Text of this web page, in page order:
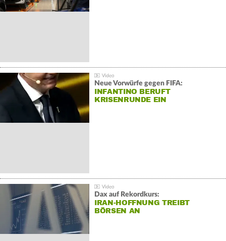
Neue Vorwürfe gegen FIFA:
INFANTINO BERUFT
KRISENRUNDE EIN
Dax auf Rekordkurs:
IRAN-HOFFNUNG TREIBT
BÖRSEN AN